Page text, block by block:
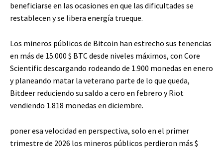
beneficiarse en las ocasiones en que las dificultades se
restablecen y se libera energía trueque.
Los mineros públicos de Bitcoin han estrecho sus tenencias
en más de 15.000 $ BTCdesde niveles máximos, con Core
Scientific descargando rodeando de 1.900 monedas en enero
y planeando matar la veterano parte de lo que queda,
Bitdeer reduciendo su saldo a cero en febrero y Riot
vendiendo 1.818 monedas en diciembre.
poneresa velocidad en perspectiva, solo en el primer
trimestre de 2026 los mineros públicos perdieron más $